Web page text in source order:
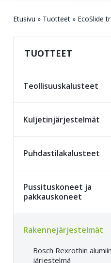
Etusivu » Tuotteet » EcoSlide
TUOTTEET
Teollisuus­kalusteet
Kuljetin­järjestelmät
Puhdastila­kalusteet
Pussitus­koneet ja
pakkauskoneet
Rakenne­järjestelmät
Bosch Rexrothin
järjestelmä